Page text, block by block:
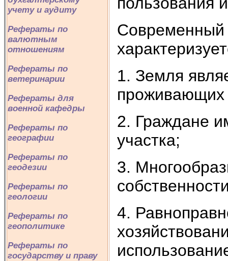
учету и аудиту
Рефераты по
валютным
отношениям
Рефераты по
ветеринарии
Рефераты для
военной кафедры
Рефераты по
географии
Рефераты по
геодезии
Рефераты по
геологии
Рефераты по
геополитике
Рефераты по
государству и праву
Современный
1. Земля
проживающих
2. Граждане
участка;
3.
4.